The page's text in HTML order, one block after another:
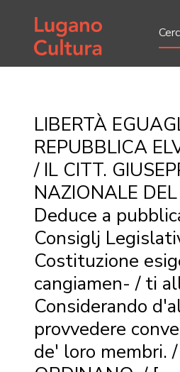
Home page
LIBERTÀ
REPUBBLICA
/ IL CITT.
NAZIONALE
Deduce a
Consiglj
Costituzione
cangiamen- / ti
Considerando
provvedere
de' loro membri.